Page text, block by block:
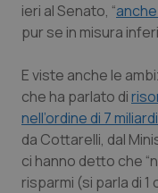
Umbria
Valle D’Aosta
Veneto
Oftalmologia
Oncologia &
ieri al Senato, “
pur se in misura
E viste anche le
che ha parlato di
nell’ordine di 7 miliardi
da Cottarelli, dal
ci hanno detto che
risparmi (si parla di 1